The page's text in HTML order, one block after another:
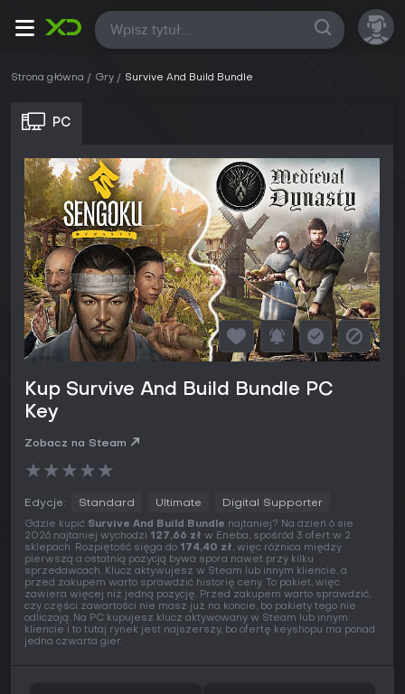
Wszystkie
Strona główna Gry Survive And Build Bundle
PC
Kup Survive And Build Bundle PC
Key
Zobacz na Steam
★★★★★
Edycje: Standard Ultimate Digital Supporter
Gdzie kupić Survive And Build Bundle najtaniej? Na dzień 6 sie
2026 najtaniej wychodzi 127,66 zł w Eneba, spośród 3 ofert w 2
sklepach. Rozpiętość sięga do 174,40 zł, więc różnica między
pierwszą a ostatnią pozycją bywa spora nawet przy kilku
sprzedawcach. Klucz aktywujesz w Steam lub innym kliencie, a
przed zakupem warto sprawdzić historię ceny. To pakiet, więc
zawiera więcej niż jedną pozycję. Przed zakupem warto sprawdzić,
czy części zawartości nie masz już na koncie, bo pakiety tego nie
odliczają. Na PC kupujesz klucz aktywowany w Steam lub innym
kliencie i to tutaj rynek jest najszerszy, bo ofertę keyshopu ma ponad
jedna czwarta gier.